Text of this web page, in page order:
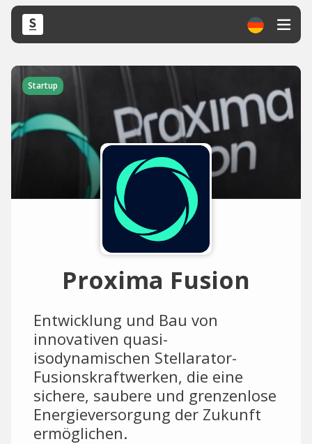
Startup
Proxima Fusion
Entwicklung und Bau von
innovativen quasi-
isodynamischen Stellarator-
Fusionskraftwerken, die eine
sichere, saubere und grenzenlose
Energieversorgung der Zukunft
ermöglichen.